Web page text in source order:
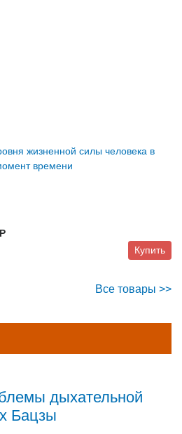
жизненной силы человека в
времени
Купить
Все товары >>
дыхательной
Бацзы